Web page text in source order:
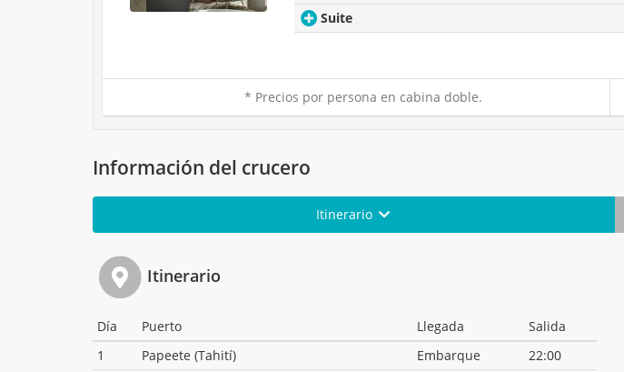
Suite
* Precios por persona en cabina doble.
Información del crucero
Itinerario
Itinerario
Día Puerto Llegada
Salida
1
Papeete (Tahití) Embarque
22:00